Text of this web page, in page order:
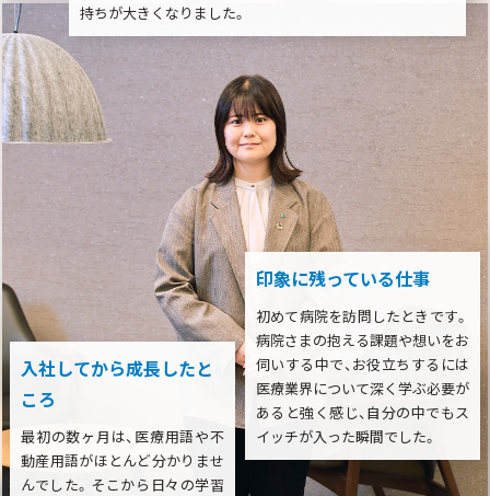
持ちが大きくなりました。
印象に残っている仕事
初めて病院を訪問したときです。
病院さまの抱える課題や想いをお
伺いする中で、お役立ちするには
医療業界について深く学ぶ必要が
あると強く感じ、自分の中でもス
イッチが入った瞬間でした。
入社してから成長したと
ころ
最初の数ヶ月は、医療用語や不
動産用語がほとんど分かりませ
んでした。そこから日々の学習